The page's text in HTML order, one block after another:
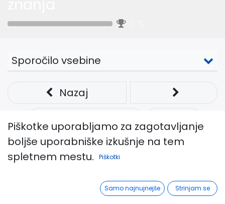
Sporočilo vsebine
Spaced practice
Nazaj
Celoten zaslon
Deli
Piškotke uporabljamo za zagotavljanje
boljše uporabniške izkušnje na tem
spletnem mestu.
Piškotki
Samo najnujnejše Strinjam se